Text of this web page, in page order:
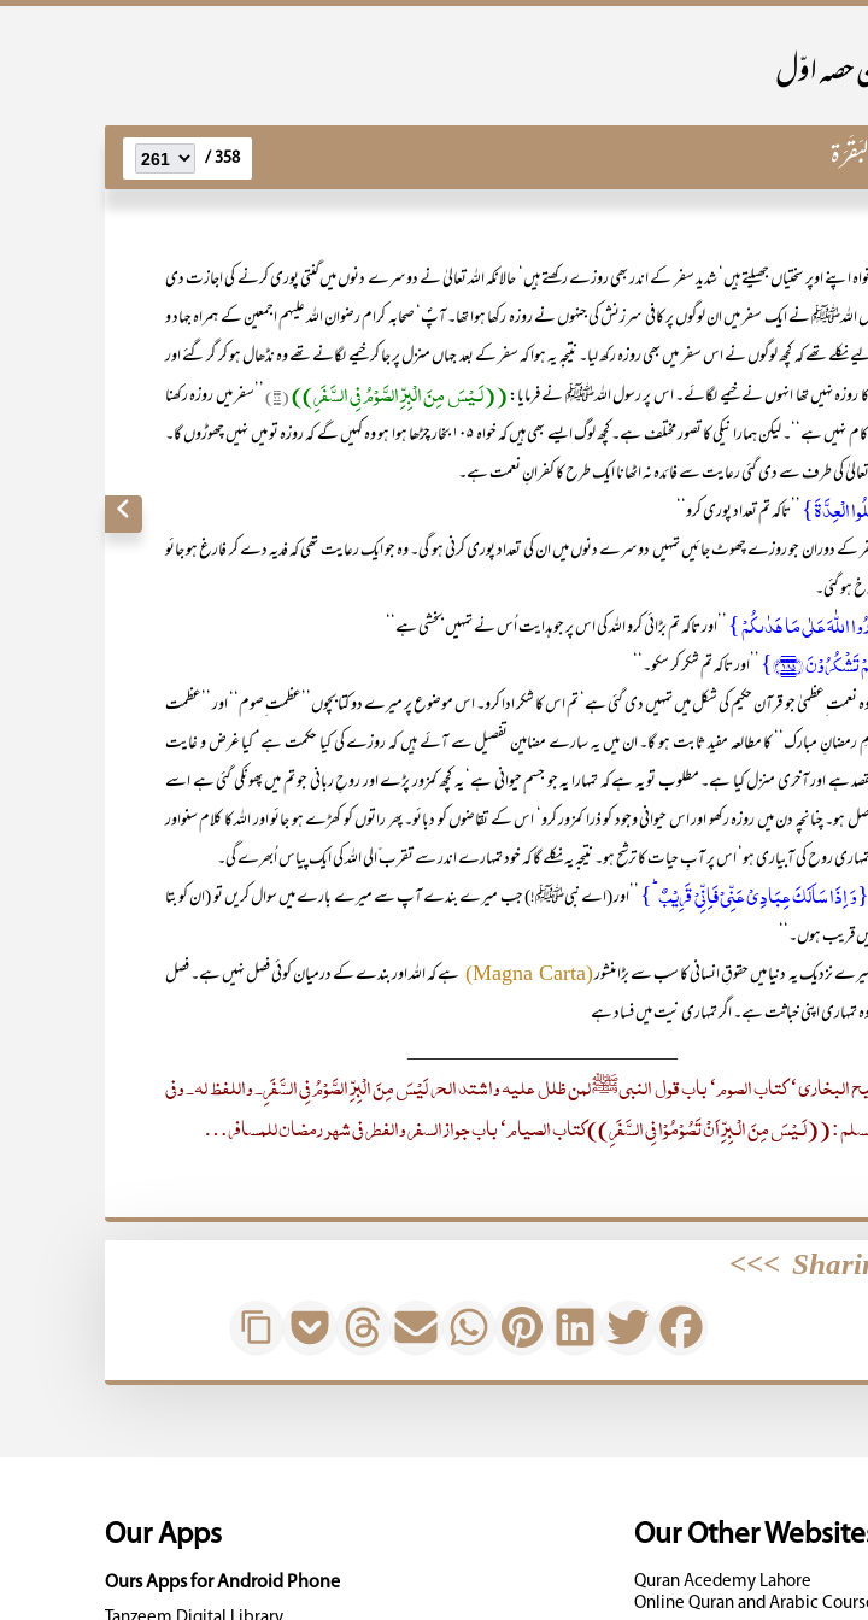
حصہ اوّل
358 /
اپنے اوپر سختیاں جھیلتے ہیں‘ شدید سفر کے اندر بھی روزے رکھتے ہیں‘ حالانکہ اللہ تعالیٰ نے دوسرے دنوں میں گنتی پوری کرنے کی اجازت دی
نے ایک سفر میں ان لوگوں پر کافی سرزنش کی جنہوں نے روزہ رکھا ہوا تھا۔ آپؐ‘ صحابہ کرام رضوان اللہ علیہم اجمعین کے ہمراہ جہاد و
نکلے تھے کہ کچھ لوگوں نے اس سفر میں بھی روزہ رکھ لیا۔ نتیجہ یہ ہوا کہ سفر کے بعد جہاں منزل پر جا کر خیمے لگانے تھے وہ نڈھال ہو کر گر گئے اور
روزہ نہیں تھا انہوں نے خیمے لگائے۔ اس پر رسول اللہﷺ نے فرمایا:((لَـیْسَ مِنَ الْبِرِّ الصَّوْمُ فِی السَّفَرِ))(۲۱)
’’سفر میں روزہ رکھنا
کوئی نیکی کا کام نہیں ہے‘‘۔ لیکن ہمارا نیکی کا تصور مختلف ہے۔ کچھ لوگ ایسے بھی ہیں کہ خواہ ۱۰۵ بخار چڑھا ہوا ہو وہ کہیں گے کہ روزہ تو میں نہیں چھوڑوں گا۔
تعالیٰ کی طرف سے دی گئی رعایت سے فائدہ نہ اٹھانا ایک طرح کا کفرانِ نعمت ہے۔
الۡعِدَّۃَ} ’’تاکہ تم تعداد پوری کرو‘‘
کے دوران جو روزے چھوٹ جائیں تمہیں دوسرے دنوں میں ان کی تعداد پوری کرنی ہو گی۔ وہ جو ایک رعایت تھی کہ فدیہ دے کر فارغ ہو جائو
ہو گئی۔
اللّٰہَ عَلٰی مَا ہَدٰىکُمۡ } ’’اور تاکہ تم بڑائی کرو اللہ کی اس پر جو ہدایت اُس نے تمہیں بخشی ہے‘‘
﴿۱۸۵﴾}
’’اور تاکہ تم شکر کر سکو۔‘‘
ِعظمیٰ جو قرآن حکیم کی شکل میں تمہیں دی گئی ہے‘ تم اس کا شکر ادا کرو۔ اس موضوع پر میرے دو کتابچوں’’عظمت ِصوم‘‘ اور ’’عظمت
رمضانِ مبارک‘‘ کا مطالعہ مفید ثابت ہو گا۔ ان میں یہ سارے مضامین تفصیل سے آئے ہیں کہ روزے کی کیا حکمت ہے‘ کیا غرض و غایت
ہے اور آخری منزل کیا ہے۔ مطلوب تو یہ ہے کہ تمہارا یہ جو جسم ِحیوانی ہے‘ یہ کچھ کمزور پڑے اور روحِ ربانی جو تم میں پھونکی گئی ہے اسے
ہو۔ چنانچہ دن میں روزہ رکھو اور اس حیوانی وجود کو ذرا کمزور کرو‘ اس کے تقاضوں کو دبائو۔ پھر راتوں کو کھڑے ہو جائو اور اللہ کا کلام سنواور
تمہاری روح کی آبیاری ہو‘ اس پر آبِ حیات کا ترشح ہو۔ نتیجہ یہ نکلے گا کہ خود تمہارے اندر سے تقرب ّالی اللہ کی ایک پیاس اُبھرے گی۔
{وَ اِذَا سَاَلَکَ عِبَادِیۡ عَنِّیۡ فَاِنِّیۡ قَرِیۡبٌ ؕ} ’’اور (اے نبیﷺ!) جب میرے بندے آپ سے میرے بارے میں سوال کریں تو (ان کو بتا
قریب ہوں۔‘‘
یہ دنیا میں حقوقِ انسانی کا سب سے بڑا منشور(Magna Carta)
ہے کہ اللہ اور بندے کے درمیان کوئی فصل نہیں ہے۔ فصل
تمہاری اپنی خباثت ہے۔ اگر تمہاری نیت میں فساد ہے
____________________________
کتاب الصوم‘ باب قول النبیﷺ لمن ظلل علیہ واشتد الحر لَیْسَ مِنَ الْبِرِّ الصَّوْمُ فِی السَّفَرِ۔ واللفظ لہ۔ وفی
: ((لَـیْسَ مِنَ الْـبِرِّ اَنْ تَصُوْمُوْا فِی السَّفَرِ)) کتاب الصیام‘ باب جواز السفر والفطر فی شھر رمضان للمسافر…
>>>
Our Other
Quran Acedemy Lahore
Online Quran and Arabic
Our Apps
Ours Apps for Android Phone